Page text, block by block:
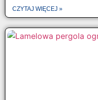
CZYTAJ WIĘCEJ »